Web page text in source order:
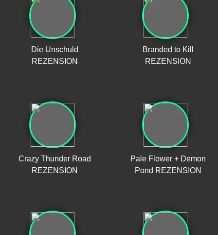
Die Unschuld
REZENSION
Branded to Kill
REZENSION
Crazy Thunder Road
REZENSION
Pale Flower + Demon
Pond REZENSION